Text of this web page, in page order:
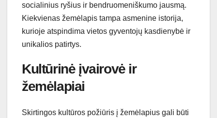
socialinius ryšius ir bendruomeniškumo jausmą.
Kiekvienas žemėlapis tampa asmenine istorija,
kurioje atspindima vietos gyventojų kasdienybė ir
unikalios patirtys.
Kultūrinė įvairovė ir
žemėlapiai
Skirtingos kultūros požiūris į žemėlapius gali būti